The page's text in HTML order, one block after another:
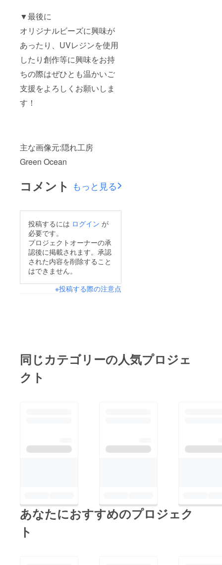
▼最後に
オリジナルビーズに興味が
あったり、UVレジンを使用
したり創作等に興味をお持
ちの際はぜひとも温かいご
支援をよろしくお願いしま
す！
主な画像元:隠れ工房
Green Ocean
コメント もっと見る
投稿するには ログイン が
必要です。
プロジェクトオーナーの承
認後に掲載されます。承認
された内容を削除すること
はできません。
※投稿する際の注意点
同じカテゴリーの人気プロジェ
クト
あなたにおすすめのプロジェク
ト